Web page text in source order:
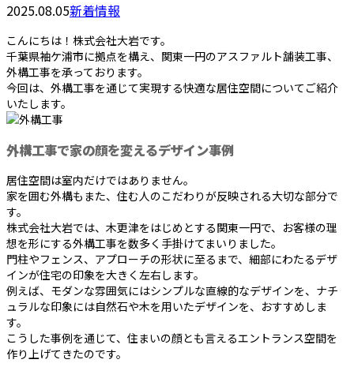
2025.08.05新着情報
こんにちは！株式会社大岩です。
千葉県袖ケ浦市に拠点を構え、関東一円のアスファルト舗装工事、
外構工事を承っております。
今回は、外構工事を通じて実現する快適な居住空間についてご紹介
いたします。
外構工事で家の顔を変えるデザイン事例
居住空間は室内だけではありません。
家を囲む外構もまた、住む人のこだわりが反映される大切な部分で
す。
株式会社大岩では、木更津をはじめとする関東一円で、お客様の理
想を形にする外構工事を数多く手掛けてまいりました。
門柱やフェンス、アプローチの形状に至るまで、細部にわたるデザ
インが住宅の印象を大きく左右します。
例えば、モダンな雰囲気にはシンプルな直線的なデザインを、ナチ
ュラルな印象には自然石や木を用いたデザインを、おすすめしま
す。
こうした事例を通じて、住まいの顔とも言えるエントランス空間を
作り上げてきたのです。